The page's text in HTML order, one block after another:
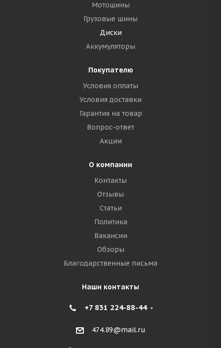
Мотошины
Грузовые шины
Диски
Аккумуляторы
Покупателю
Условия оплаты
Условия доставки
Гарантия на товар
Вопрос-ответ
Акции
О компании
Контакты
Отзывы
Статьи
Политика
Вакансии
Обзоры
Благодарственные письма
Наши контакты
+7 831 224-88-44
474.89@mail.ru